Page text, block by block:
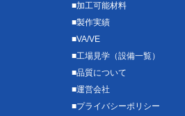
■加工可能材料
■製作実績
■VA/VE
■工場見学（設備一覧）
■品質について
■運営会社
■プライバシーポリシー